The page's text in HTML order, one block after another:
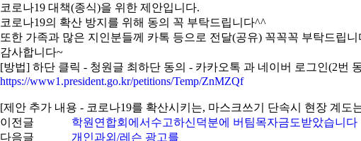
코로나19 대책(종식)을 위한 제안입니다.
코로나19의 확산 방지를 위해 동의 꼭 부탁드립니다^^
또한 가족과 많은 지인분들께 카톡 등으로 전달(공유) 꼭꼭꼭 부탁드립니
감사합니다~
[방법] 하단 클릭 - 청원글 최하단 동의 - 카카오톡 과 네이버 로그인(2번
https://www1.president.go.kr/petitions/Temp/ZnMZQf
[제안 추가 내용 - 코로나19를 확산시키는, 마스크쓰기 단속시 현장 계
이전글
학원연합회에서수고하신덕분에 버팀목자금도받았습니다
다음글
개인과외/레슨 광고를